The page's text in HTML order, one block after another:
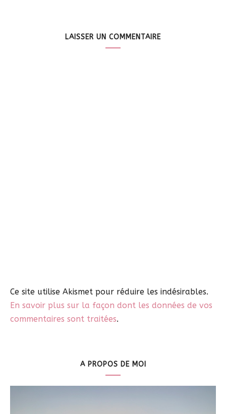
LAISSER UN COMMENTAIRE
Ce site utilise Akismet pour réduire les indésirables.
En savoir plus sur la façon dont les données de vos
commentaires sont traitées.
A PROPOS DE MOI